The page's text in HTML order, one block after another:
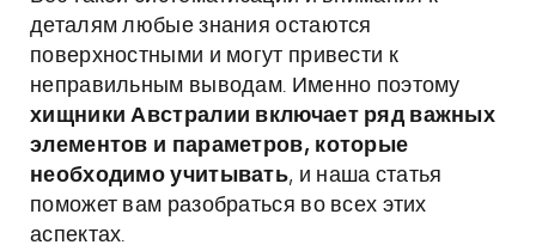
деталям любые знания остаются
поверхностными и могут привести к
неправильным выводам. Именно поэтому
хищники Австралии включает ряд важных
элементов и параметров, которые
необходимо учитывать, и наша статья
поможет вам разобраться во всех этих
аспектах.